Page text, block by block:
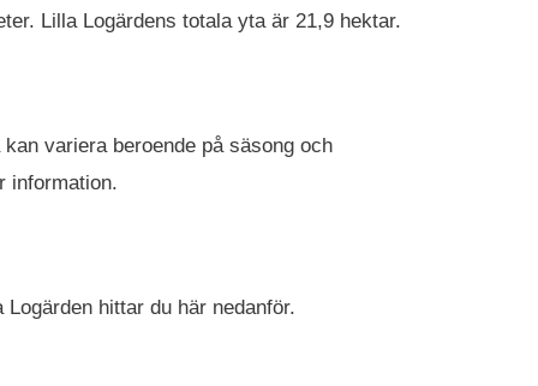
Lilla Logärdens totala yta är 21,9 hektar.
variera beroende på säsong och
information.
hittar du här nedanför.